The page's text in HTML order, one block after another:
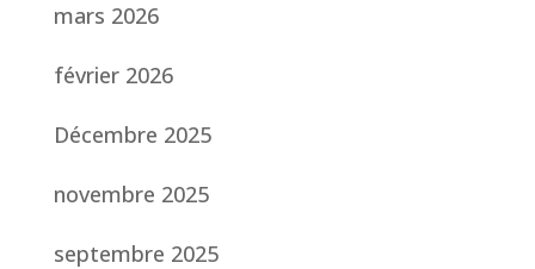
mars 2026
février 2026
Décembre 2025
novembre 2025
septembre 2025